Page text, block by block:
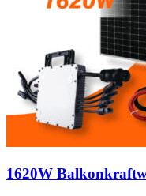
1620W